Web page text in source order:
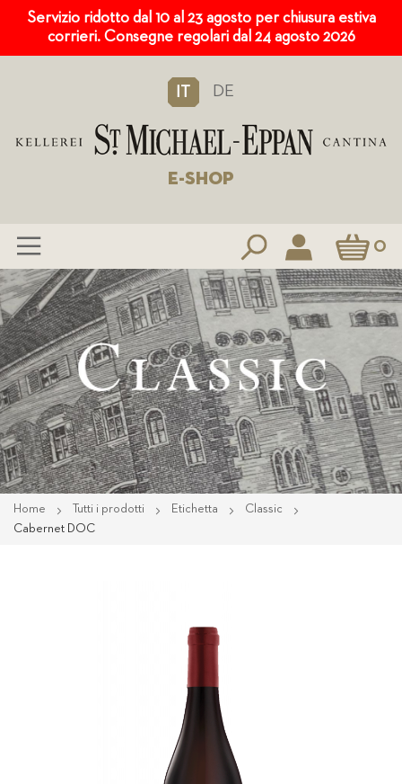
Servizio ridotto dal 10 al 23 agosto per chiusura estiva
corrieri. Consegne regolari dal 24 agosto 2026
IT DE
E-SHOP
Carrello0
Salta
al
contenuto
Home Tutti i prodotti Etichetta
Classic
Cabernet DOC